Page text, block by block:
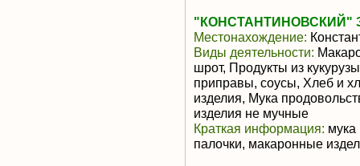
"КОНСТАНТИНОВСКИЙ"
Местонахождение:
Виды деятельности:
шрот, Продукты из
приправы, соусы, Хлеб и
изделия, Мука
изделия не мучные
Краткая информация: мука
палочки, макаронные